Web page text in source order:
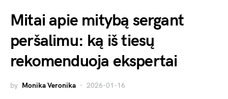
Mitai apie mitybą sergant
peršalimu: ką iš tiesų
rekomenduoja ekspertai
by Monika Veronika 2026-01-16